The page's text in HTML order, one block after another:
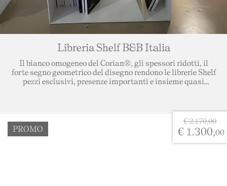
Libreria Shelf B&B Italia
Il bianco omogeneo del Corian®, gli spessori ridotti, il
forte segno geometrico del disegno rendono le librerie Shelf
pezzi esclusivi, presenze importanti e insieme quasi
Nel prezzo è da ritenersi escluso trasporto e montaggio da
valutare in base alla destinazione della merce.
€ 2.170,00
€ 1.300,00
PROMO